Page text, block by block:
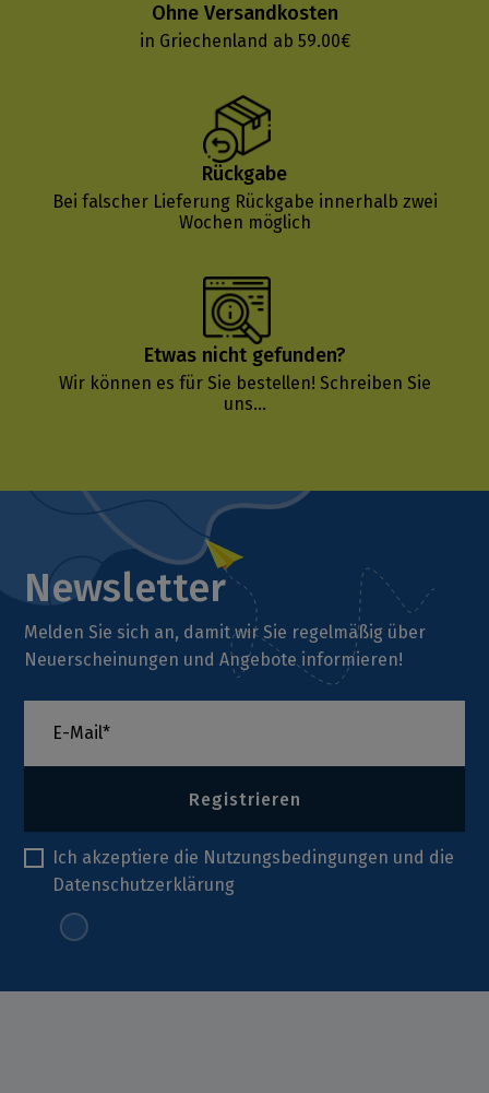
Ohne Versandkosten
in Griechenland ab 59.00€
Rückgabe
Bei falscher Lieferung Rückgabe innerhalb zwei
Wochen möglich
Etwas nicht gefunden?
Wir können es für Sie bestellen! Schreiben Sie
uns...
Newsletter
Melden Sie sich an, damit wir Sie regelmäßig über
Neuerscheinungen und Angebote informieren!
Registrieren
Ich akzeptiere die Nutzungsbedingungen und die
Datenschutzerklärung